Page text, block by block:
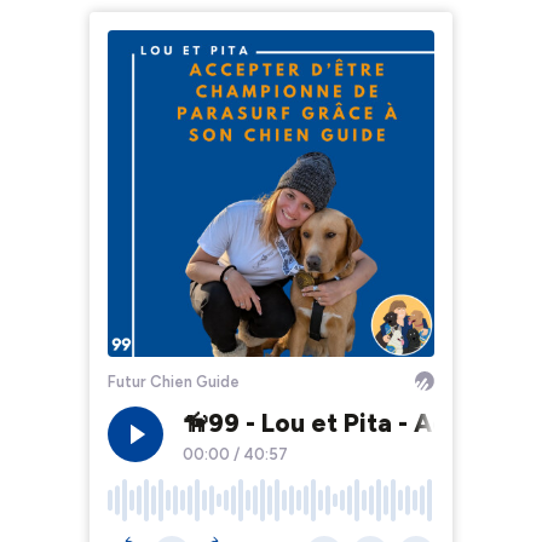
Futur Chien Guide
🦮99 - Lou et Pita - Accepter
00:00 / 40:57